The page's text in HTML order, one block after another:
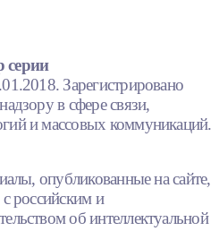
серии
Зарегистрировано
в сфере связи,
и массовых коммуникаций.
опубликованные на сайте,
российским и
об интеллектуальной